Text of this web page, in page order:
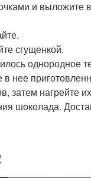
и выложите
сгущенкой.
однородное
нее
затем нагрейте
шоколада.